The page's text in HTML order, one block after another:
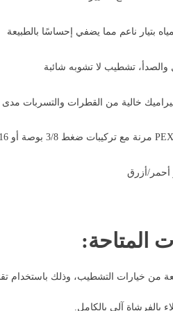
بتيار ناعم مما يضفي إحساسًا بالطبيعة
والصدأ، تشطيب لا تشوبه شائبة
خالية من القطرات والتسربات مدى
أزرق
المتاحة:
من خيارات التشطيب، وذلك باستخدام
بالفرشاة آلي بالكامل.